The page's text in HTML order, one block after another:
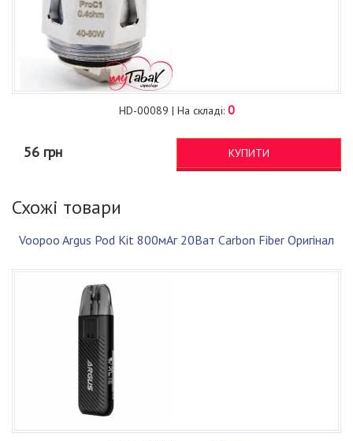
HD-00089 | На складі: 0
56 грн КУПИТИ
Схожі товари
Voopoo Argus Pod Kit 800мАг 20Ват Carbon Fiber Оригінал